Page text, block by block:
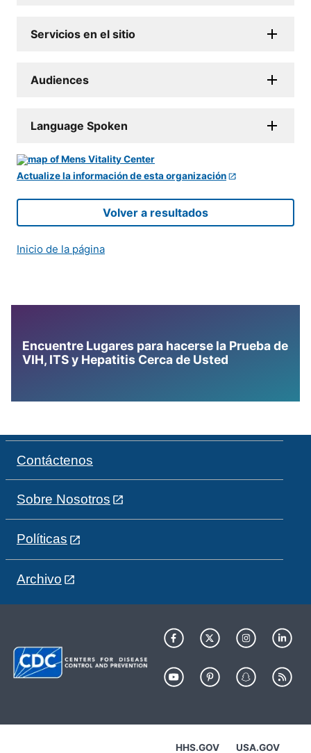
Servicios en el sitio
Audiences
Language Spoken
Actualize la información de esta organización
Volver a resultados
Inicio de la página
Encuentre Lugares para hacerse la Prueba de
VIH, ITS y Hepatitis Cerca de Usted
Contáctenos
Sobre Nosotros
Políticas
Archivo
HHS.GOV USA.GOV